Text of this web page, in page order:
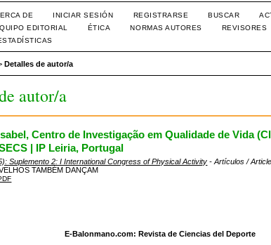
DE INICIAR SESIÓN REGISTRARSE BUSCAR
EDITORIAL ÉTICA NORMAS AUTORES REVISORES
Detalles de autor/a
autor/a
Centro de Investigação em Qualidade de Vida
| IP Leiria, Portugal
Suplemento 2: I International Congress of Physical Activity - Artículos /
TAMBÉM DANÇAM
E-Balonmano.com: Revista de Ciencias del Deporte